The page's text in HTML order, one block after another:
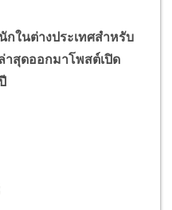
ในต่างประเทศสำหรับ
าสุดออกมาโพสต์เปิด